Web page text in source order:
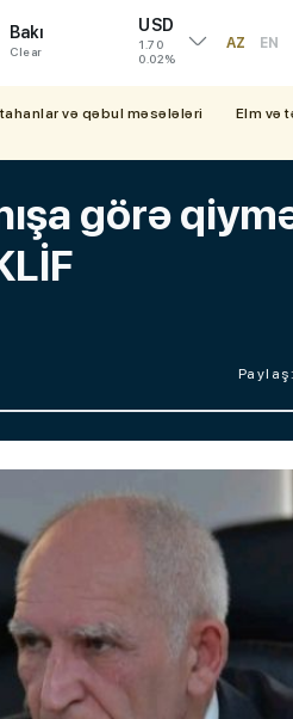
Bakı
Clear
USD
1.70
0.02%
AZ EN
və qəbul məsələləri Elm və
görə
Paylaş: